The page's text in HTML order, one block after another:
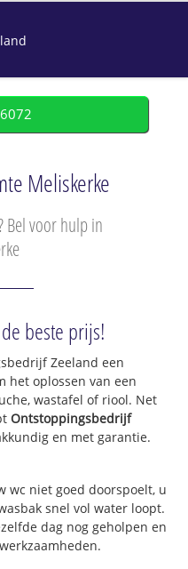
Meliskerke
Bel voor hulp in
beste prijs!
Zeeland een
het oplossen van een
wastafel of riool. Net
Ontstoppingsbedrijf
en met garantie.
wc niet goed doorspoelt, u
snel vol water loopt.
dag nog geholpen en